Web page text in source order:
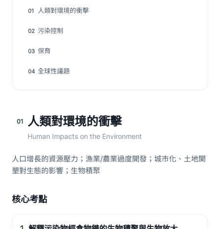
01 人類對環境的衝擊
02 污染控制
03 保育
04 全球性議題
01 人類對環境的衝擊
Human Impacts on the Environment
人口增長的資源壓力；漁業/農業過度開發；城市化、土地開
墾對生態的影響；生物積聚
核心考點